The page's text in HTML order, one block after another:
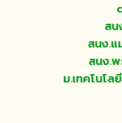
สน
สนง.
สนง.
ม.เทคโนโล